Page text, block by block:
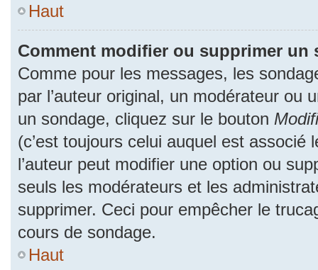
Haut
Comment modifier ou supprimer un
Comme pour les messages, les
par l’auteur original, un modérateur ou
un sondage, cliquez sur le bouton
(c’est toujours celui auquel est associé
l’auteur peut modifier une option ou
seuls les modérateurs et les
supprimer. Ceci pour empêcher le
cours de sondage.
Haut